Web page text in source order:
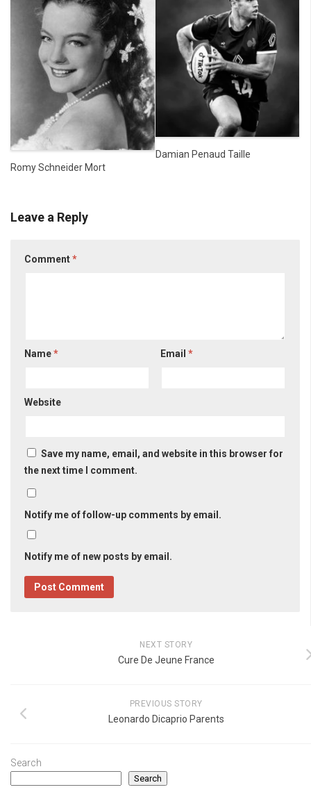
Romy Schneider Mort
Damian Penaud Taille
Leave a Reply
Comment*
Name* Email*
Website
Save my name, email, and website in this browser for
the next time I comment.
Notify me of follow-up comments by email.
Notify me of new posts by email.
NEXT STORY
Cure De Jeune France
PREVIOUS STORY
Leonardo Dicaprio Parents
Search
Search